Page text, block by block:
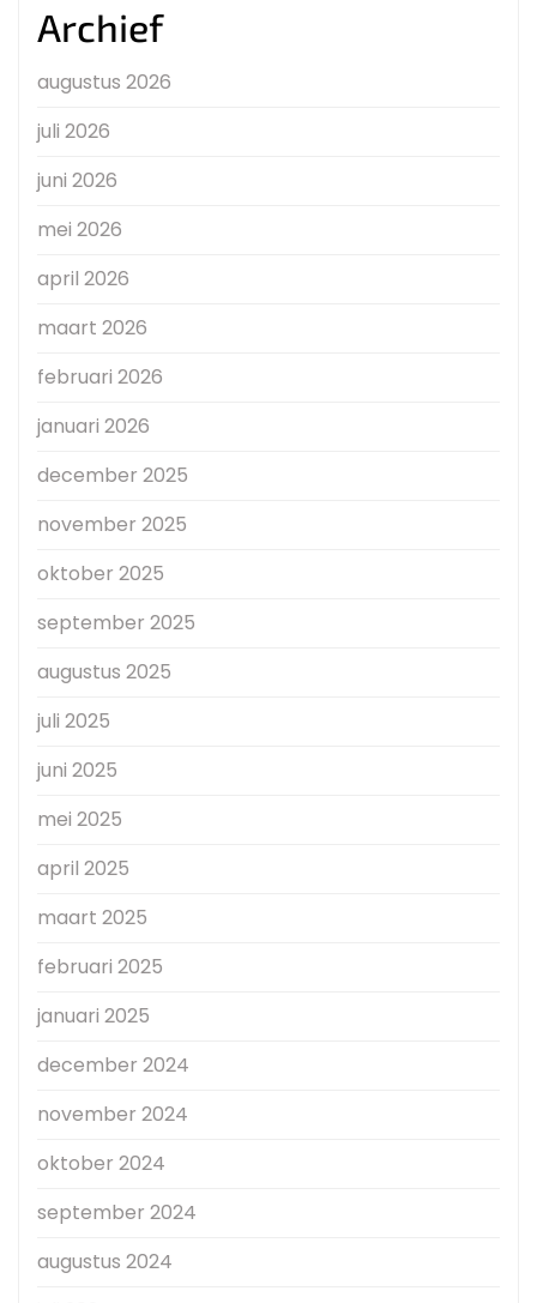
Archief
augustus 2026
juli 2026
juni 2026
mei 2026
april 2026
maart 2026
februari 2026
januari 2026
december 2025
november 2025
oktober 2025
september 2025
augustus 2025
juli 2025
juni 2025
mei 2025
april 2025
maart 2025
februari 2025
januari 2025
december 2024
november 2024
oktober 2024
september 2024
augustus 2024